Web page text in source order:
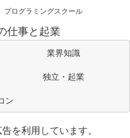
プログラミングスクール
仕事と起業
業界知識
独立・起業
ン
を利用しています。